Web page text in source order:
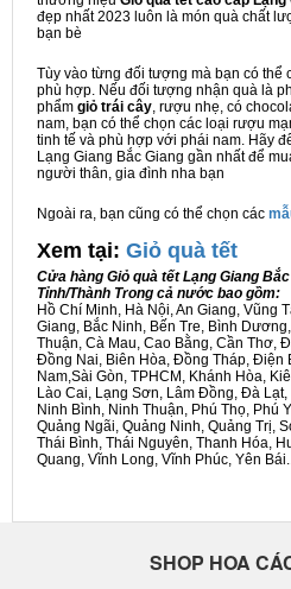
đẹp nhất 2023 luôn là món quà chất
bạn bè
Tùy vào từng đối tượng mà bạn có thể
phù hợp. Nếu đối tượng nhận quà là
phẩm giỏ trái cây, rượu nhẹ, có
nam, bạn có thể chọn các loại rượu
tinh tế và phù hợp với phái nam. Hãy
Lạng Giang Bắc Giang gần nhất để
người thân, gia đình nha bạn
Ngoài ra, bạn cũng có thể chọn các
Xem tại: Giỏ quà tết
Cửa hàng Giỏ quà tết Lạng Giang
Tỉnh/Thành Trong cả nước bao gồm:
Hồ Chí Minh, Hà Nội, An Giang, Vũng
Giang, Bắc Ninh, Bến Tre, Bình
Thuận, Cà Mau, Cao Bằng, Cần Thơ,
Đồng Nai, Biên Hòa, Đồng Tháp, Điện
Nam,Sài Gòn, TPHCM, Khánh Hòa,
Lào Cai, Lạng Sơn, Lâm Đồng, Đà
Ninh Bình, Ninh Thuận, Phú Thọ, Phú
Quảng Ngãi, Quảng Ninh, Quảng Trị,
Thái Bình, Thái Nguyên, Thanh Hóa,
Quang, Vĩnh Long, Vĩnh Phúc, Yên
SHOP HOA